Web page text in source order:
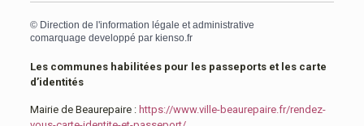
© Direction de l'information légale et administrative
comarquage developpé par kienso.fr
Les communes habilitées pour les passeports et les carte
d’identités
Mairie de Beaurepaire : https://www.ville-beaurepaire.fr/rendez-